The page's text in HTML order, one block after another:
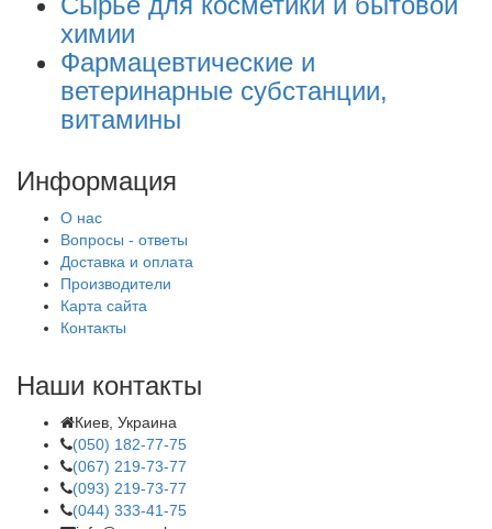
химии
Фармацевтические и
ветеринарные субстанции,
витамины
Информация
О нас
Вопросы - ответы
Доставка и оплата
Производители
Карта сайта
Контакты
Наши контакты
Киев, Украина
(050) 182-77-75
(067) 219-73-77
(093) 219-73-77
(044) 333-41-75